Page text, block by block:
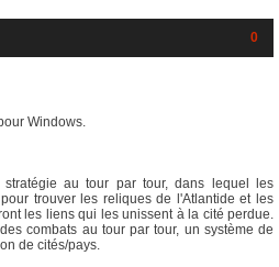
0
Windows.
au tour par tour, dans lequel les
trouver les reliques de l'Atlantide et les
les liens qui les unissent à la cité perdue.
combats au tour par tour, un système de
de cités/pays.